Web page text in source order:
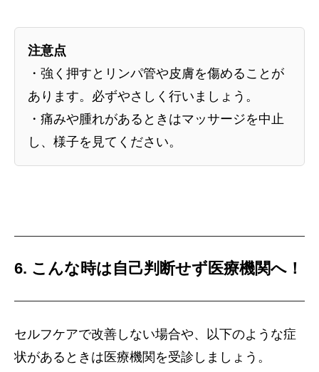
注意点
・強く押すとリンパ管や皮膚を傷めることが
あります。必ずやさしく行いましょう。
・痛みや腫れがあるときはマッサージを中止
し、様子を見てください。
6. こんな時は自己判断せず医療機関へ！
セルフケアで改善しない場合や、以下のような症
状があるときは医療機関を受診しましょう。